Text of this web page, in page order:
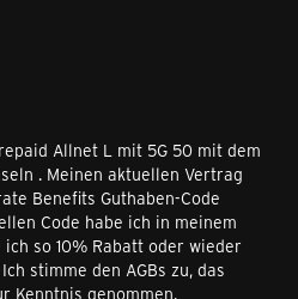
Allnet L mit 5G 50 mit dem
. Meinen aktuellen Vertrag
Benefits Guthaben-Code
Code habe ich in meinem
so 10% Rabatt oder wieder
stimme den AGBs zu, das
Kenntnis genommen.